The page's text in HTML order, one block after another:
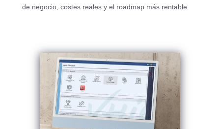
de negocio, costes reales y el roadmap más rentable.